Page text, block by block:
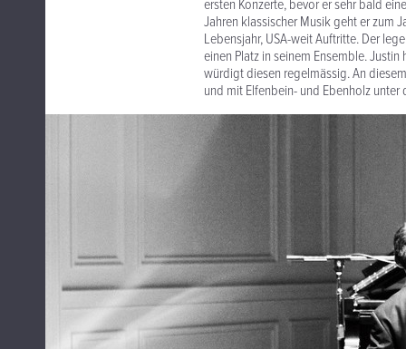
ersten Konzerte, bevor er sehr bald
Jahren klassischer Musik geht er zum
Lebensjahr, USA-weit Auftritte. Der
einen Platz in seinem Ensemble.
würdigt diesen regelmässig. An
und mit Elfenbein- und Ebenholz unter